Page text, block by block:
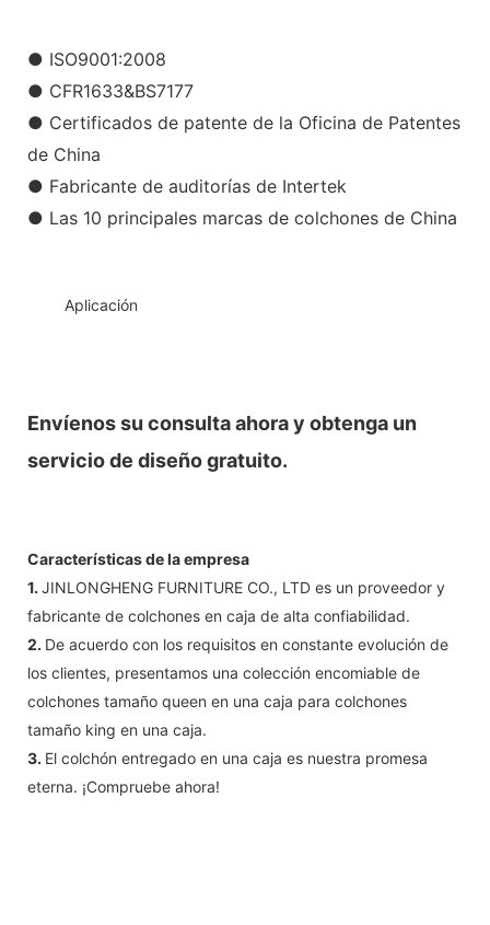
● ISO9001:2008
● CFR1633&BS7177
● Certificados de patente de la Oficina de Patentes
de China
● Fabricante de auditorías de Intertek
● Las 10 principales marcas de colchones de China
Aplicación
Envíenos su consulta ahora y obtenga un
servicio de diseño gratuito.
Características de la empresa
1. JINLONGHENG FURNITURE CO., LTD es un proveedor y
fabricante de colchones en caja de alta confiabilidad.
2. De acuerdo con los requisitos en constante evolución de
los clientes, presentamos una colección encomiable de
colchones tamaño queen en una caja para colchones
tamaño king en una caja.
3. El colchón entregado en una caja es nuestra promesa
eterna. ¡Compruebe ahora!